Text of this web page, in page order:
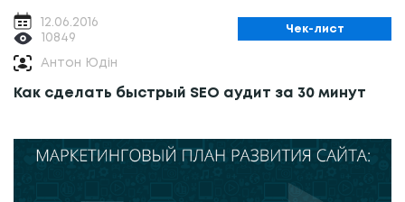
12.06.2016
10849
Чек-лист
Антон Юдін
Как сделать быстрый SEO аудит за 30 минут